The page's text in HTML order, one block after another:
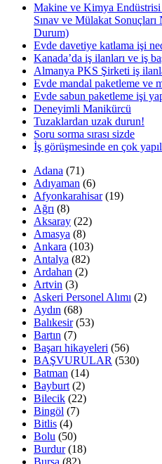
Makine ve Kimya
Sınav ve Mülakat
Durum)
Evde davetiye katlama işi
Kanada’da iş ilanları ve iş
Almanya PKS Şirketi iş
Evde mandal paketleme ve
Evde sabun paketleme işi
Deneyimli Manikürcü
Tuzaklardan uzak durun!
Soru sorma sırası sizde
İş görüşmesinde en çok
Adana (71)
Adıyaman (6)
Afyonkarahisar(19)
Ağrı (8)
Aksaray (22)
Amasya (8)
Ankara (103)
Antalya (82)
Ardahan (2)
Artvin (3)
Askeri Personel Alımı (2)
Aydın (68)
Balıkesir(53)
Bartın (7)
Başarı hikayeleri (56)
BAŞVURULAR (530)
Batman (14)
Bayburt (2)
Bilecik (22)
Bingöl (7)
Bitlis (4)
Bolu (50)
Burdur(18)
Bursa (82)